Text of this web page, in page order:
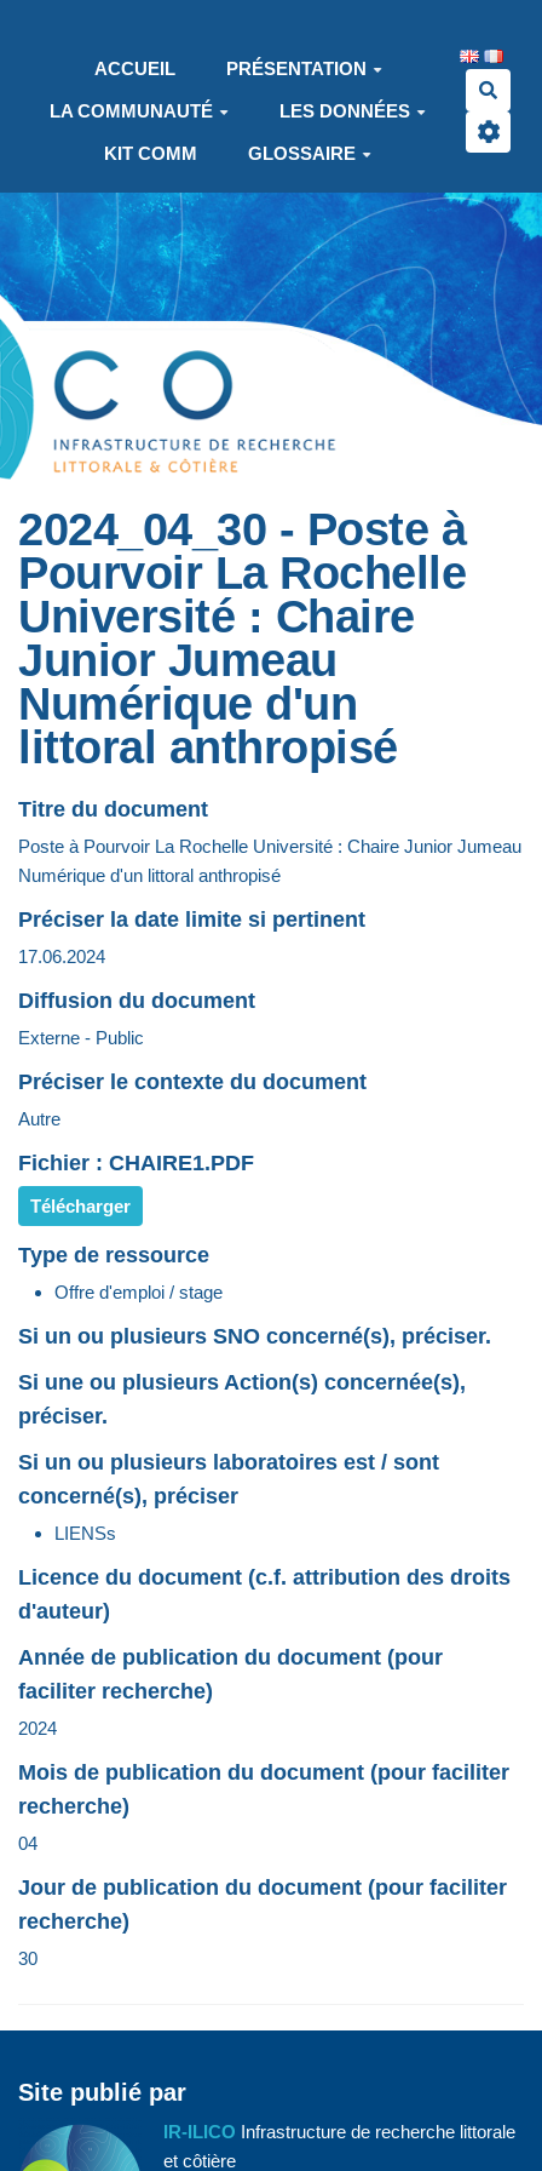
ACCUEIL
PRÉSENTATION
LA COMMUNAUTÉ LES DONNÉES
KIT COMM GLOSSAIRE
2024_04_30 - Poste à
Pourvoir La Rochelle
Université : Chaire
Junior Jumeau
Numérique d'un
littoral anthropisé
Titre du document
Poste à Pourvoir La Rochelle Université : Chaire Junior Jumeau
Numérique d'un littoral anthropisé
Préciser la date limite si pertinent
17.06.2024
Diffusion du document
Externe - Public
Préciser le contexte du document
Autre
Fichier : CHAIRE1.PDF
Télécharger
Type de ressource
Offre d'emploi / stage
Si un ou plusieurs SNO concerné(s), préciser.
Si une ou plusieurs Action(s) concernée(s),
préciser.
Si un ou plusieurs laboratoires est / sont
concerné(s), préciser
LIENSs
Licence du document (c.f. attribution des droits
d'auteur)
Année de publication du document (pour
faciliter recherche)
2024
Mois de publication du document (pour faciliter
recherche)
04
Jour de publication du document (pour faciliter
recherche)
30
Site publié par
IR-ILICO Infrastructure de recherche littorale
et côtière